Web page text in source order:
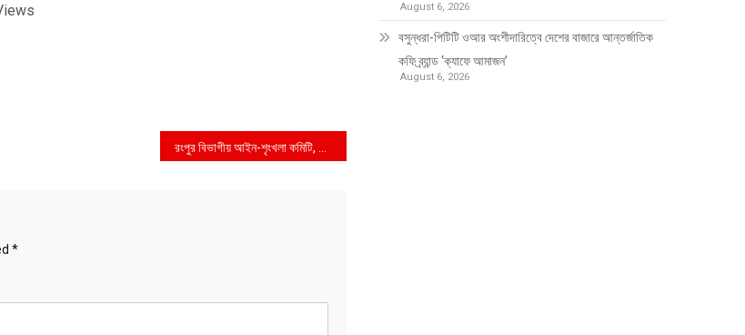
রংপুর বিভাগীয় আইন-শৃংখলা কমিটি, চোরাচালান নিরোধ টাস্কফোর্স কমিটি ও উন্নয়ন সমন্বয় কমিটির সভা অনুষ্ঠিত
*
August 6, 2026
বসুন্ধরা-পিটিটি ওআর অংশীদারিত্বে দেশের বাজারে আন্তর্জাতিক
কফি ব্র্যান্ড ‘ক্যাফে আমাজন’
August 6, 2026